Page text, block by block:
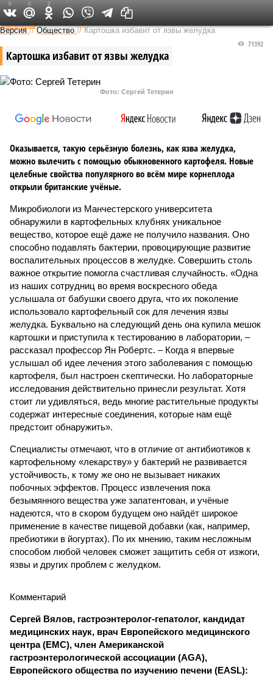
Федеральный выпуск
Версия //Общество //Картошка избавит от язвы желудка
Картошка избавит от язвы желудка
71392
Фото: Сергей Тетерин
Оказывается, такую серьёзную болезнь, как язва желудка,
можно вылечить с помощью обыкновенного картофеля. Новые
целебные свойства популярного во всём мире корнеплода
открыли британские учёные.
Микробиологи из Манчестерского университета
обнаружили в картофельных клубнях уникальное
вещество, которое ещё даже не получило названия. Оно
способно подавлять бактерии, провоцирующие развитие
воспалительных процессов в желудке. Совершить столь
важное открытие помогла счастливая случайность. «Одна
из наших сотрудниц во время воскресного обеда
услышала от бабушки своего друга, что их поколение
использовало картофельный сок для лечения язвы
желудка. Буквально на следующий день она купила мешок
картошки и приступила к тестированию в лаборатории, –
рассказал профессор Ян Робертс. – Когда я впервые
услышал об идее лечения этого заболевания с помощью
картофеля, был настроен скептически. Но лабораторные
исследования действительно принесли результат. Хотя
стоит ли удивляться, ведь многие растительные продукты
содержат интересные соединения, которые нам ещё
предстоит обнаружить».
Специалисты отмечают, что в отличие от антибиотиков к
картофельному «лекарству» у бактерий не развивается
устойчивость, к тому же оно не вызывает никаких
побочных эффектов. Процесс извлечения пока
безымянного вещества уже запатентован, и учёные
надеются, что в скором будущем оно найдёт широкое
применение в качестве пищевой добавки (как, например,
пребиотики в йогуртах). По их мнению, таким несложным
способом любой человек сможет защитить себя от изжоги,
язвы и других проблем с желудком.
Комментарий
Сергей Вялов, гастроэнтеролог-гепатолог, кандидат
медицинских наук, врач Европейского медицинского
центра (EMC), член Американской
гастроэнтерологической ассоциации (AGA),
Европейского общества по изучению печени (EASL):
0 0 2